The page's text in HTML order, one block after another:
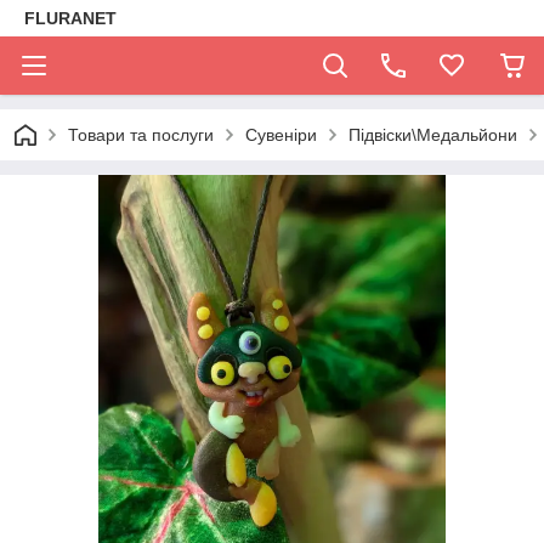
FLURANET
Товари та послуги Сувеніри Підвіски\Медальйони